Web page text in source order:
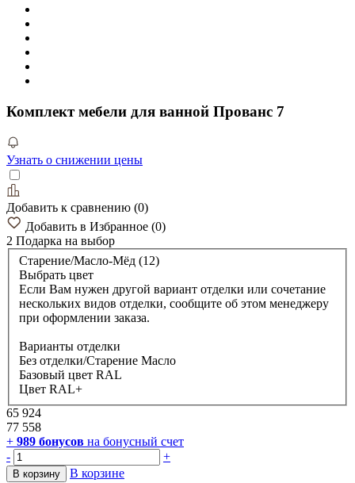
Комплект мебели для ванной Прованс 7
Узнать о снижении цены
Добавить к сравнению (0)
Добавить в Избранное (0)
2 Подарка на выбор
Старение/Масло-Мёд (12)
Выбрать цвет
Если Вам нужен другой вариант отделки или сочетание
нескольких видов отделки, сообщите об этом менеджеру
при оформлении заказа.
Варианты отделки
Без отделки/Старение Масло
Базовый цвет RAL
Цвет RAL+
65 924
77 558
+ 989 бонусов на бонусный счет
-
+
В корзину
В корзине